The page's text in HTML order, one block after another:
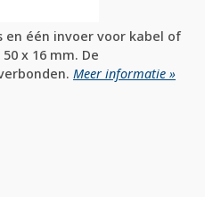
en één invoer voor kabel of
x 16 mm. De
Meer informatie »